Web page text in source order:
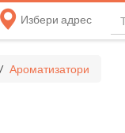
Избери адрес
Ароматизатори